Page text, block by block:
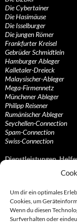
Um dir ein optimales
Cookies, um
Wenn du diesen
Surfverhalten oder
Die Cybertainer
Die Hasimäuse
Die Isselburger
Die jungen Römer
Frankfurter Kreisel
Gebrüder Schmidtlein
Hamburger Ableger
Kalletaler-Dreieck
Malaysischer-Ableger
Mega-Firmennetz
Münchener Ableger
Philipp Reisener
Rumänischer Ableger
Seychellen-Connection
Spam-Connection
Swiss-Connection
Dienstleistungen,
Bezahlsysteme,
Bürodienstleister,
Datenhändler,
Hosting, Routing,